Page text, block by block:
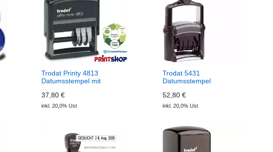
Trodat Printy 4813
Datumsstempel mit
37,80 €
inkl. 20,0% Ust
Trodat 5431
Datumsstempel
52,80 €
inkl. 20,0% Ust